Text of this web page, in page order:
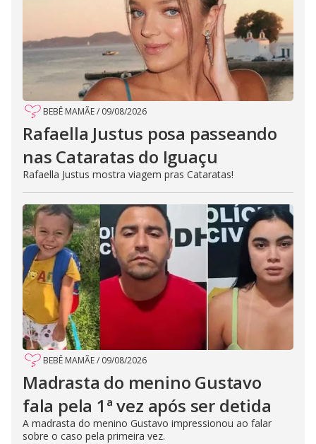
BEBÊ MAMÃE/ 09/08/2026
Rafaella Justus posa passeando
nas Cataratas do Iguaçu
Rafaella Justus mostra viagem pras Cataratas!
BEBÊ MAMÃE/ 09/08/2026
Madrasta do menino Gustavo
fala pela 1ª vez após ser detida
A madrasta do menino Gustavo impressionou ao falar
sobre o caso pela primeira vez.